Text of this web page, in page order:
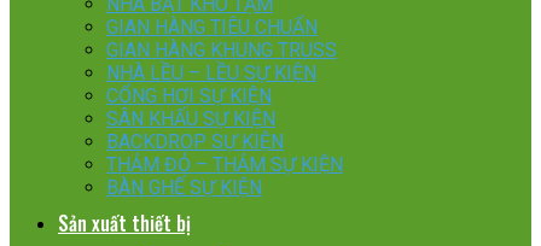
GIAN HÀNG TIÊU CHUẨN
GIAN HÀNG KHUNG TRUSS
NHÀ LỀU – LỀU SỰ KIỆN
CỔNG HƠI SỰ KIỆN
SÂN KHẤU SỰ KIỆN
BACKDROP SỰ KIỆN
THẢM ĐỎ – THẢM SỰ KIỆN
BÀN GHẾ SỰ KIỆN
Sản xuất thiết bị